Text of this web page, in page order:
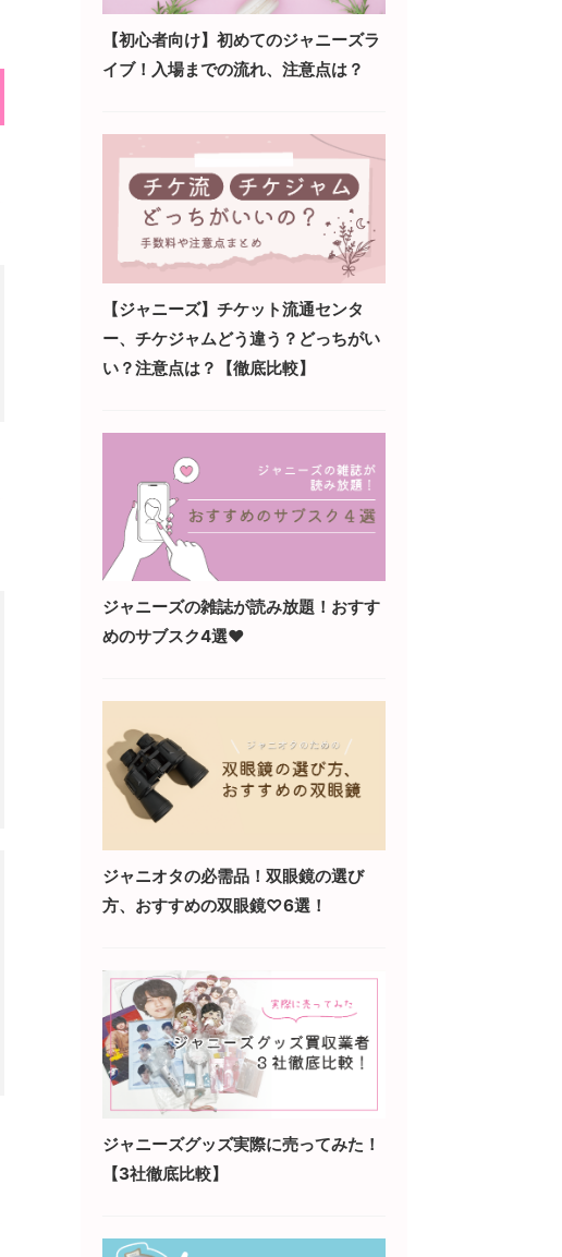
【初心者向け】初めてのジャニーズラ
イブ！入場までの流れ、注意点は？
【ジャニーズ】チケット流通センタ
ー、チケジャムどう違う？どっちがい
い？注意点は？【徹底比較】
ジャニーズの雑誌が読み放題！おすす
めのサブスク4選♥
ジャニオタの必需品！双眼鏡の選び
方、おすすめの双眼鏡♡6選！
ジャニーズグッズ実際に売ってみた！
【3社徹底比較】